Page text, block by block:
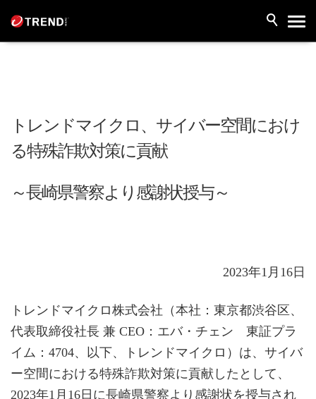
トレンドマイクロ、サイバー空間におけ
る特殊詐欺対策に貢献
～長崎県警察より感謝状授与～
2023年1月16日
トレンドマイクロ株式会社（本社：東京都渋谷区、
代表取締役社長 兼 CEO：エバ・チェン 東証プラ
イム：4704、以下、トレンドマイクロ）は、サイバ
ー空間における特殊詐欺対策に貢献したとして、
2023年1月16日に長崎県警察より感謝状を授与され